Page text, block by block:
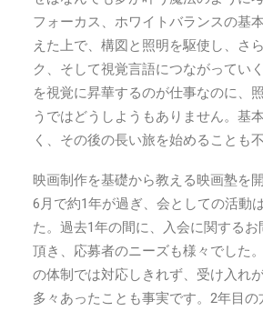
フォーカス、ホワイトバランスの基
えた上で、構図と照明を駆使し、さ
ク、そして視覚言語につながってい
を視覚に昇華するのが仕事なのに、
うではどうしようもありません。基
く、その後の長い旅を始めることも
映画制作を基礎から教える映画塾を
6月で約1年が過ぎ、会としての活動
た。過去1年の間に、入会に関するお
頂き、応募者のニーズも様々でした
の体制では対応しきれず、受け入れ
多々あったことも事実です。2年目